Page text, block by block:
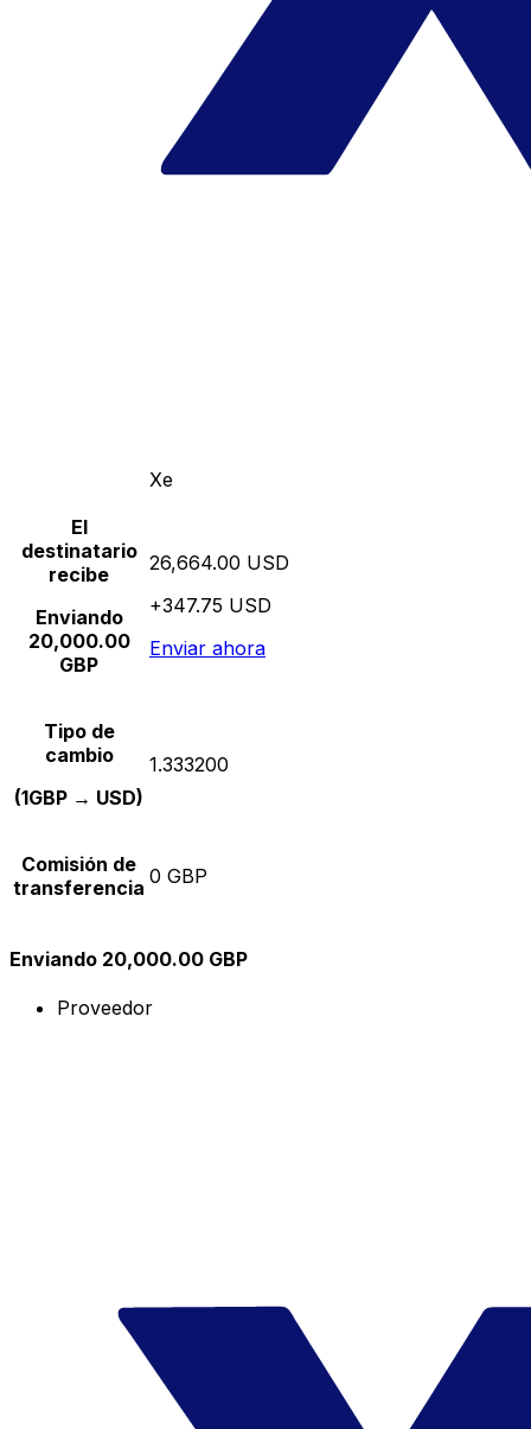
Xe
El
destinatario
recibe
Enviando
20,000.00
GBP
26,664.00 USD
+347.75 USD
Enviar ahora
Tipo de
cambio
(1GBP → USD)
1.333200
Comisión de
transferencia 0 GBP
Enviando 20,000.00 GBP
Proveedor